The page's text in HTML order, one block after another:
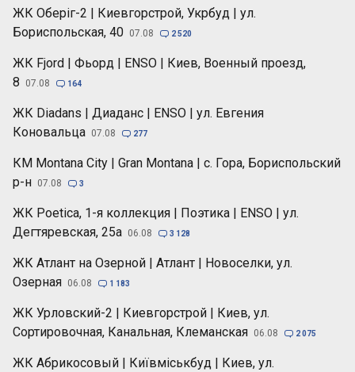
ЖК Оберіг-2 | Киевгорстрой, Укрбуд | ул.
Бориспольская, 40 07.08  2 520
ЖК Fjord | Фьорд | ENSO | Киев, Военный проезд,
8
07.08  164
ЖК Diadans | Диаданс | ENSO | ул. Евгения
Коновальца 07.08  277
КМ Montana City | Gran Montana | с. Гора, Бориспольский
р-н 07.08  3
ЖК Poetica, 1-я коллекция | Поэтика | ENSO | ул.
Дегтяревская, 25а 06.08  3 128
ЖК Атлант на Озерной | Атлант | Новоселки, ул.
Озерная 06.08  1 183
ЖК Урловский-2 | Киевгорстрой | Киев, ул.
Сортировочная, Канальная, Клеманская 06.08  2 075
ЖК Абрикосовый | Київміськбуд | Киев, ул.